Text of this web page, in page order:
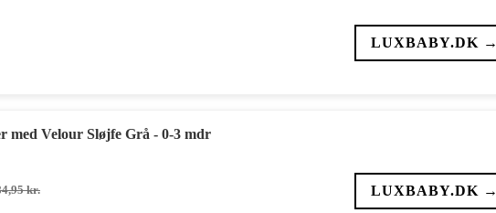
LUXBABY.DK →
med Velour Sløjfe Grå - 0-3 mdr
kr. LUXBABY.DK →